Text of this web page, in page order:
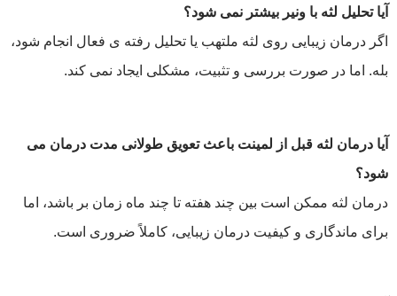
آیا تحلیل لثه با ونیر بیشتر نمی شود؟
اگر درمان زیبایی روی لثه ملتهب یا تحلیل رفته ی فعال انجام شود،
بله. اما در صورت بررسی و تثبیت، مشکلی ایجاد نمی کند.
آیا درمان لثه قبل از لمینت باعث تعویق طولانی مدت درمان می
شود؟
درمان لثه ممکن است بین چند هفته تا چند ماه زمان بر باشد، اما
برای ماندگاری و کیفیت درمان زیبایی، کاملاً ضروری است.